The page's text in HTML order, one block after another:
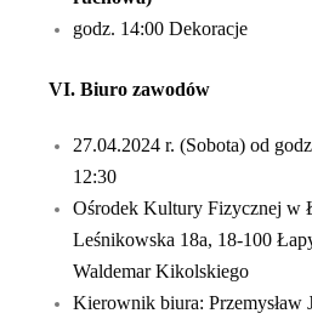
godz. 14:00 Dekoracje
VI. Biuro zawodów
27.04.2024 r. (Sobota) od
12:30
Ośrodek Kultury Fizycznej w
Leśnikowska 18a, 18-100
Waldemar Kikolskiego
Kierownik biura: Przemysław